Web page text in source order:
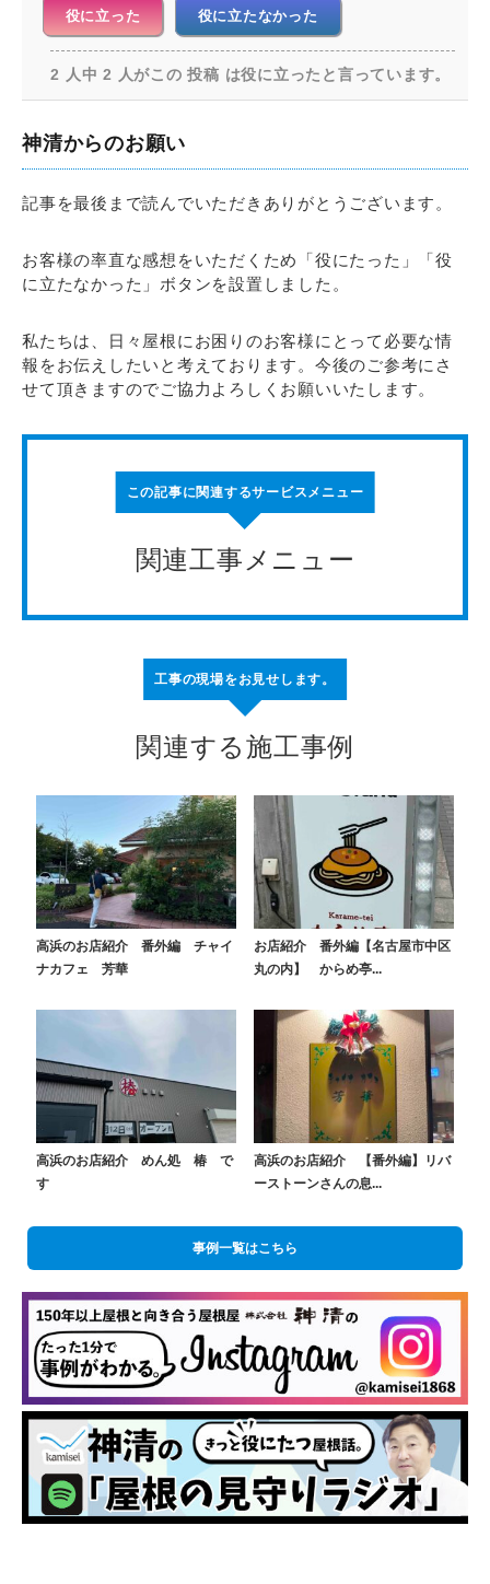
役に立った 役に立たなかった
2 人中 2 人がこの 投稿 は役に立ったと言っています。
神清からのお願い
記事を最後まで読んでいただきありがとうございます。
お客様の率直な感想をいただくため「役にたった」「役
に立たなかった」ボタンを設置しました。
私たちは、日々屋根にお困りのお客様にとって必要な情
報をお伝えしたいと考えております。今後のご参考にさ
せて頂きますのでご協力よろしくお願いいたします。
この記事に関連するサービスメニュー
関連工事メニュー
工事の現場をお見せします。
関連する施工事例
高浜のお店紹介 番外編 チャイ
ナカフェ 芳華
お店紹介 番外編【名古屋市中区
丸の内】 からめ亭...
高浜のお店紹介 めん処 椿 で
す
高浜のお店紹介 【番外編】リバ
ーストーンさんの息...
事例一覧はこちら